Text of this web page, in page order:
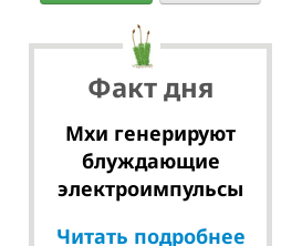
Факт дня
Мхи генерируют
блуждающие
электроимпульсы
Читать подробнее